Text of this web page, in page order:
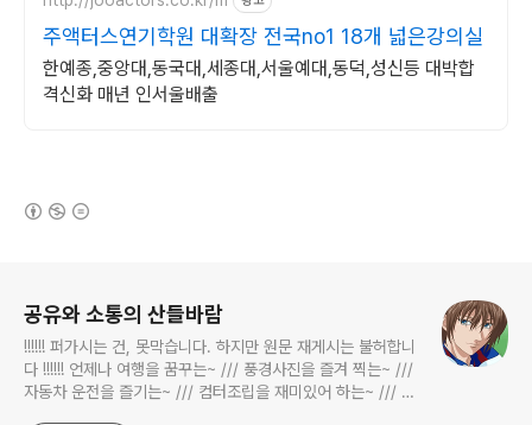
주액터스연기학원 대확장 전국no1 18개 넓은강의실
한예종,중앙대,동국대,세종대,서울예대,동덕,성신등 대박합
격신화 매년 인서울배출
공유와 소통의 산들바람
!!!!!! 퍼가시는 건, 못막습니다. 하지만 원문 재게시는 불허합니
다 !!!!!! 언제나 여행을 꿈꾸는~ /// 풍경사진을 즐겨 찍는~ ///
자동차 운전을 즐기는~ /// 컴터조립을 재미있어 하는~ /// 고